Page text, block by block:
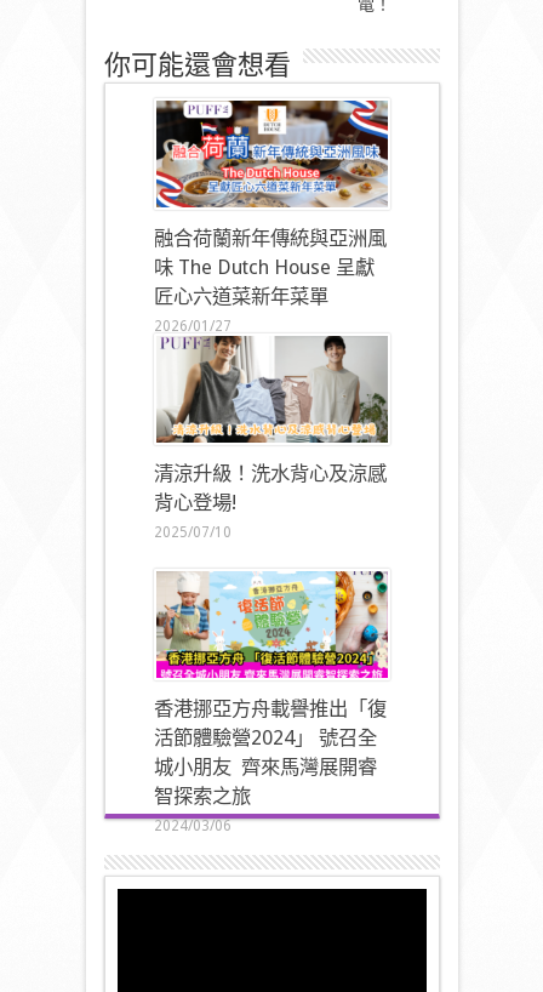
你可能還會想看
融合荷蘭新年傳統與亞洲風
味 The Dutch House 呈獻
匠心六道菜新年菜單
2026/01/27
清涼升級！洗水背心及涼感
背心登場!
2025/07/10
香港挪亞方舟載譽推出「復
活節體驗營2024」 號召全
城小朋友 齊來馬灣展開睿
智探索之旅
2024/03/06